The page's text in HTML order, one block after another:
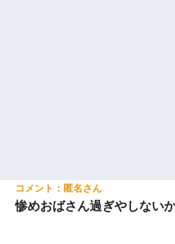
匿名
惨めおばさん過ぎやしない